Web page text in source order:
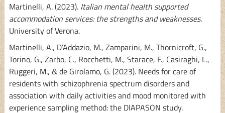
Martinelli, A. (2023). Italian mental health supported
accommodation services: the strengths and weaknesses.
University of Verona.
Martinelli, A., D’Addazio, M., Zamparini, M., Thornicroft, G.,
Torino, G., Zarbo, C., Rocchetti, M., Starace, F., Casiraghi, L.,
Ruggeri, M., & de Girolamo, G. (2023). Needs for care of
residents with schizophrenia spectrum disorders and
association with daily activities and mood monitored with
experience sampling method: the DIAPASON study.